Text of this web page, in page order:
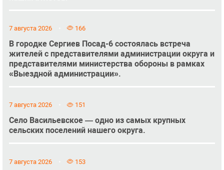
7 августа 2026 166
В городке Сергиев Посад-6 состоялась встреча
жителей с представителями администрации округа и
представителями министерства обороны в рамках
«Выездной администрации».
7 августа 2026 151
Село Васильевское — одно из самых крупных
сельских поселений нашего округа.
7 августа 2026 153